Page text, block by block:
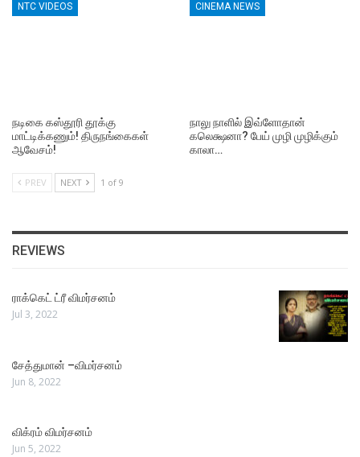
NTC VIDEOS
நடிகை கஸ்தூரி தூக்கு
மாட்டிக்கணும்! திருநங்கைகள்
ஆவேசம்!
CINEMA NEWS
நாலு நாளில் இவ்ளோதான்
கலெக்ஷனா? பேய் முழி முழிக்கும்
காலா…
PREV NEXT 1 of 9
REVIEWS
ராக்கெட் ட்ரீ விமர்சனம்
Jul 3, 2022
சேத்துமான் –விமர்சனம்
Jun 8, 2022
விக்ரம் விமர்சனம்
Jun 5, 2022